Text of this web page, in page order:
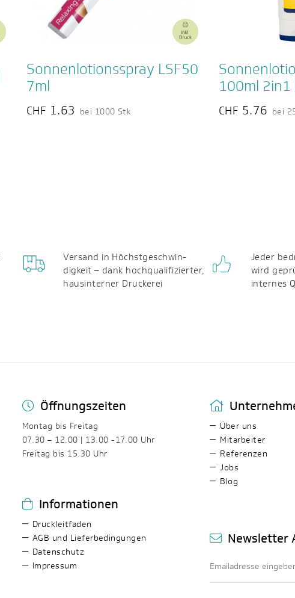
Sonnenlotionsspray LSF50
7ml
CHF 1.63 bei 1000 Stk
100ml 2in1
CHF 5.76 bei
Versand in Höchst­geschwin­
digkeit – dank hochqualifizierter,
haus­interner Druckerei
Jeder
wird
internes
Öffnungszeiten
Montag bis Freitag
07.30 – 12.00 | 13.00 -17.00 Uhr
Freitag bis 15.30 Uhr
Informationen
Druckleitfaden
AGB und Lieferbedingungen
Datenschutz
Impressum
Über uns
Mitarbeiter
Referenzen
Jobs
Blog
Newsletter